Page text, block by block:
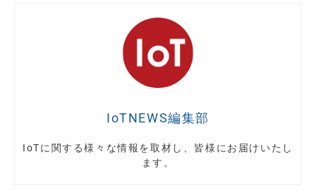
IoTNEWS編集部
IoTに関する様々な情報を取材し、皆様にお届けいたし
ます。